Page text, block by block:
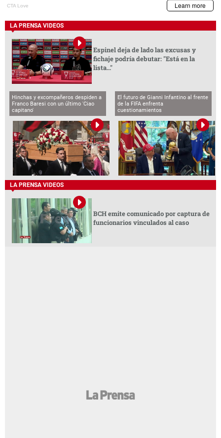
LA PRENSA VIDEOS
Espinel deja de lado las excusas y
fichaje podría debutar: "Está en la
lista..."
Hinchas y excompañeros despiden a
Franco Baresi con un último 'Ciao
capitano'
El futuro de Gianni Infantino al frente
de la FIFA enfrenta
cuestionamientos
LA PRENSA VIDEOS
BCH emite comunicado por captura de
funcionarios vinculados al caso